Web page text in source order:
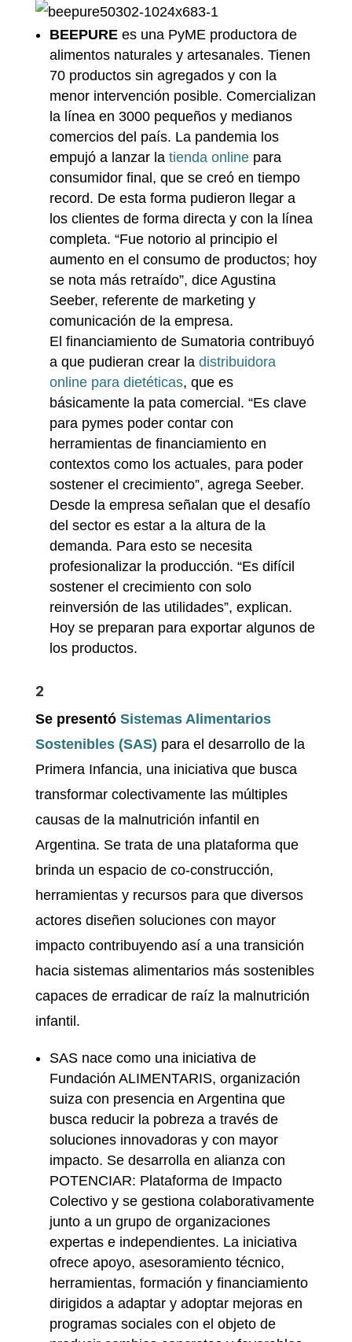
BEEPUREes una PyME productora de
alimentos naturales y artesanales. Tienen
70 productos sin agregados y con la
menor intervención posible. Comercializan
la línea en 3000 pequeños y medianos
comercios del país. La pandemia los
empujó a lanzar la tienda onlinepara
consumidor final, que se creó en tiempo
record. De esta forma pudieron llegar a
los clientes de forma directa y con la línea
completa. “Fue notorio al principio el
aumento en el consumo de productos; hoy
se nota más retraído”, dice Agustina
Seeber, referente de marketing y
comunicación de la empresa.
El financiamiento de Sumatoria contribuyó
a que pudieran crear la distribuidora
online para dietéticas, que es
básicamente la pata comercial. “Es clave
para pymes poder contar con
herramientas de financiamiento en
contextos como los actuales, para poder
sostener el crecimiento”, agrega Seeber.
Desde la empresa señalan que el desafío
del sector es estar a la altura de la
demanda. Para esto se necesita
profesionalizar la producción. “Es difícil
sostener el crecimiento con solo
reinversión de las utilidades”, explican.
Hoy se preparan para exportar algunos de
los productos.
2
Se presentó Sistemas Alimentarios
Sostenibles (SAS) para el desarrollo de la
Primera Infancia, una iniciativa que busca
transformar colectivamente las múltiples
causas de la malnutrición infantil en
Argentina. Se trata de una plataforma que
brinda un espacio de co-construcción,
herramientas y recursos para que diversos
actores diseñen soluciones con mayor
impacto contribuyendo así a una transición
hacia sistemas alimentarios más sostenibles
capaces de erradicar de raíz la malnutrición
infantil.
SAS nace como una iniciativa de
Fundación ALIMENTARIS, organización
suiza con presencia en Argentina que
busca reducir la pobreza a través de
soluciones innovadoras y con mayor
impacto. Se desarrolla en alianza con
POTENCIAR: Plataforma de Impacto
Colectivo y se gestiona colaborativamente
junto a un grupo de organizaciones
expertas e independientes. La iniciativa
ofrece apoyo, asesoramiento técnico,
herramientas, formación y financiamiento
dirigidos a adaptar y adoptar mejoras en
programas sociales con el objeto de